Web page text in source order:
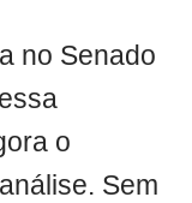
no Senado
o
Sem